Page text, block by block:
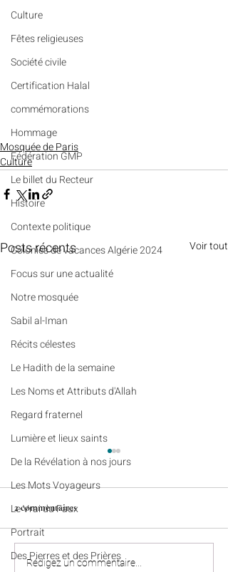
Culture
Fêtes religieuses
Société civile
Certification Halal
commémorations
Hommage
Fédération GMP
Le billet du Recteur
Histoire
Contexte politique
Colonies de vacances Algérie 2024
​​Focus sur une actualité
Notre mosquée
Sabil al-Iman
Récits célestes
Le Hadith de la semaine
Les Noms et Attributs d'Allah
Regard fraternel
Lumière et lieux saints
De la Révélation à nos jours
Les Mots Voyageurs
Le Vrai du Faux
Portrait
Des Pierres et des Prières
Mosquée de Paris
Culture
Posts récents Voir tout
Récits célestes (n°95) - Une
2 commentaires
Rédigez un commentaire...